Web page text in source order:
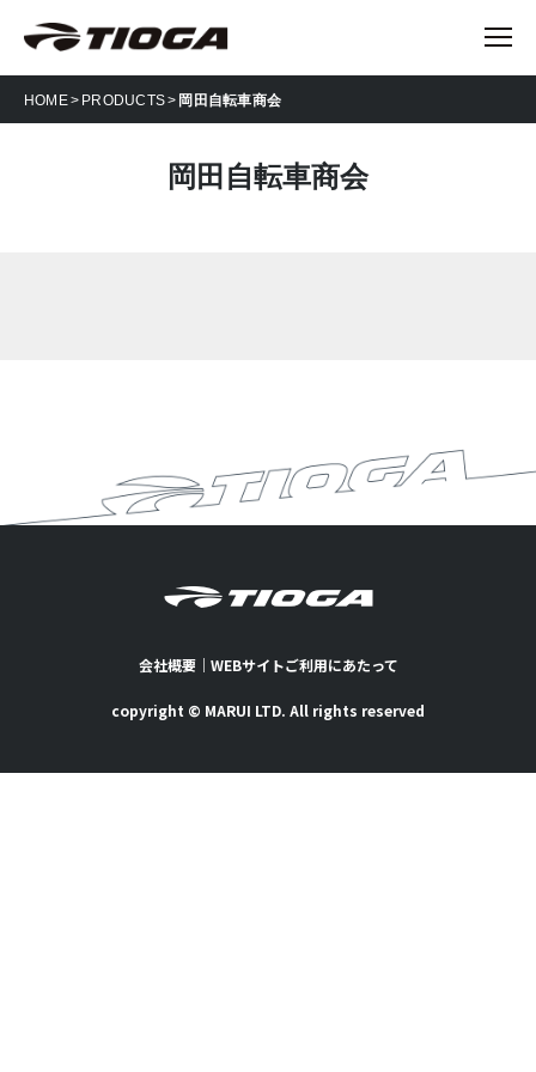
HOME PRODUCTS 岡田自転車商会
岡田自転車商会
会社概要｜ WEBサイトご利用にあたって
copyright © MARUI LTD. All rights reserved